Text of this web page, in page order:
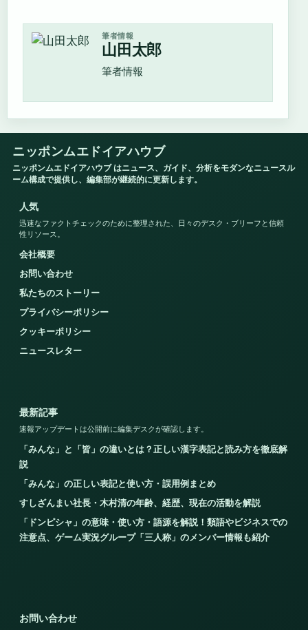
筆者情報
山田太郎
筆者情報
ニッポンムエドイアハウブ
ニッポンムエドイアハウブ はニュース、ガイド、分析をモダンなニュースル
ーム構成で提供し、編集部が継続的に更新します。
人気
迅速なファクトチェックのために整理された、日々のデスク・ブリーフと信頼
性リソース。
会社概要
お問い合わせ
私たちのストーリー
プライバシーポリシー
クッキーポリシー
ニュースレター
最新記事
速報アップデートは公開前に編集デスクが確認します。
「みんな」と「皆」の違いとは？正しい漢字表記と読み方を徹底解
説
「みんな」の正しい表記と使い方・誤用例まとめ
すしざんまい社長・木村清の年齢、経歴、現在の活動を解説
「ドンピシャ」の意味・使い方・語源を解説！類語やビジネスでの
注意点、ゲーム実況グループ「三人称」のメンバー情報も紹介
お問い合わせ